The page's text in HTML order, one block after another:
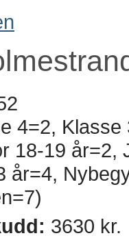
4=2,
18-19 år=2,
år=4,
3630 kr.